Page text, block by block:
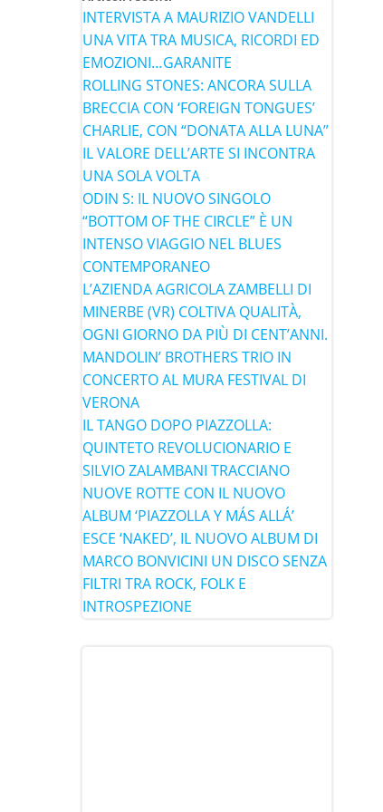
INTERVISTA A MAURIZIO VANDELLI
UNA VITA TRA MUSICA, RICORDI ED
EMOZIONI…GARANITE
ROLLING STONES: ANCORA SULLA
BRECCIA CON ‘FOREIGN TONGUES’
CHARLIE, CON “DONATA ALLA LUNA”
IL VALORE DELL’ARTE SI INCONTRA
UNA SOLA VOLTA
ODIN S: IL NUOVO SINGOLO
“BOTTOM OF THE CIRCLE” È UN
INTENSO VIAGGIO NEL BLUES
CONTEMPORANEO
L’AZIENDA AGRICOLA ZAMBELLI DI
MINERBE (VR) COLTIVA QUALITÀ,
OGNI GIORNO DA PIÙ DI CENT’ANNI.
MANDOLIN’ BROTHERS TRIO IN
CONCERTO AL MURA FESTIVAL DI
VERONA
IL TANGO DOPO PIAZZOLLA:
QUINTETO REVOLUCIONARIO E
SILVIO ZALAMBANI TRACCIANO
NUOVE ROTTE CON IL NUOVO
ALBUM ‘PIAZZOLLA Y MÁS ALLÁ’
ESCE ‘NAKED’, IL NUOVO ALBUM DI
MARCO BONVICINI UN DISCO SENZA
FILTRI TRA ROCK, FOLK E
INTROSPEZIONE